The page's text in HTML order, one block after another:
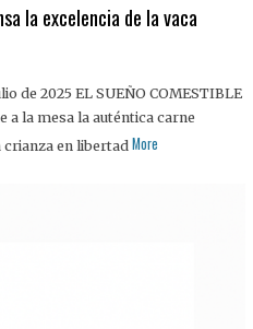
la excelencia de la vaca
de 2025 EL SUEÑO COMESTIBLE
a la mesa la auténtica carne
crianza en libertad More